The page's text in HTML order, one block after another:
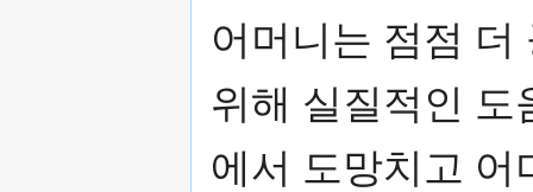
어머니는 점점 더
위해 실질적인 도
에서 도망치고 어